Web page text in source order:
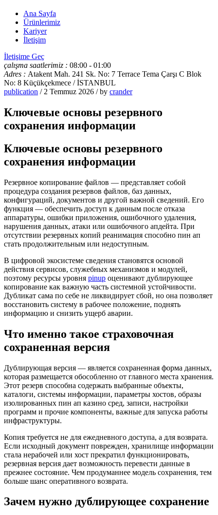
Ana Sayfa
Ürünlerimiz
Kariyer
İletişim
İletişime Geç
çalışma saatlerimiz : 08:00 - 01:00
Adres : Atakent Mah. 241 Sk. No: 7 Terrace Tema Çarşı C Blok
No: 8 Küçükçekmece / İSTANBUL
publication / 2 Temmuz 2026 / by crander
Ключевые основы резервного
сохранения информации
Ключевые основы резервного
сохранения информации
Резервное копирование файлов — представляет собой
процедура создания резервов файлов, баз данных,
конфигураций, документов и другой важной сведений. Его
функция — обеспечить доступ к данным после отказа
аппаратуры, ошибки приложения, ошибочного удаления,
нарушения данных, атаки или ошибочного апдейта. При
отсутствии резервных копий реанимация способно пин ап
стать продолжительным или недоступным.
В цифровой экосистеме сведения становятся основой
действия сервисов, служебных механизмов и модулей,
поэтому ресурсы уровня pinup оценивают дублирующее
копирование как важную часть системной устойчивости.
Дубликат сама по себе не ликвидирует сбой, но она позволяет
восстановить систему в рабочее положение, поднять
информацию и снизить ущерб аварии.
Что именно такое страховочная
сохраненная версия
Дублирующая версия — является сохраненная форма данных,
которая размещается обособленно от главного места хранения.
Этот резерв способна содержать выбранные объекты,
каталоги, системы информации, параметры хостов, образы
изолированных пин ап казино сред, записи, настройки
программ и прочие компоненты, важные для запуска работы
инфраструктуры.
Копия требуется не для ежедневного доступа, а для возврата.
Если исходный документ поврежден, хранилище информации
стала нерабочей или хост прекратил функционировать,
резервная версия дает возможность перевести данные в
прежнее состояние. Чем продуманнее модель сохранения, тем
больше шанс оперативного возврата.
Зачем нужно дублирующее сохранение